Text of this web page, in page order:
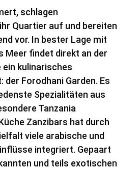
schlagen
Quartier auf und bereiten
vor. In bester Lage mit
Meer findet direkt an der
kulinarisches
der Forodhani Garden. Es
Spezialitäten aus
Tanzania
Zanzibars hat durch
viele arabische und
integriert. Gepaart
und teils exotischen